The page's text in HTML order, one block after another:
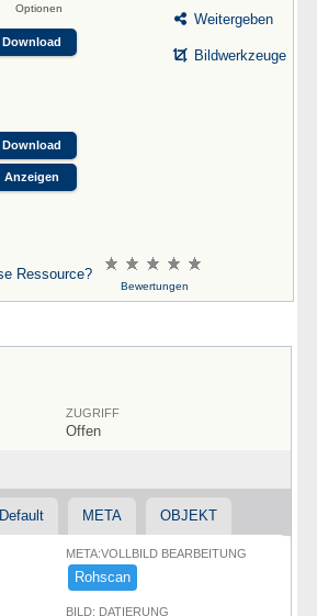
Optionen
Download
Download
Anzeigen
Weitergeben
Bildwerkzeuge
Ressource?
Bewertungen
ZUGRIFF
Offen
Default META OBJEKT
META:VOLLBILD BEARBEITUNG
Rohscan
BILD: DATIERUNG